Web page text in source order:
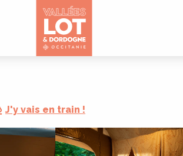
J'y vais en train !